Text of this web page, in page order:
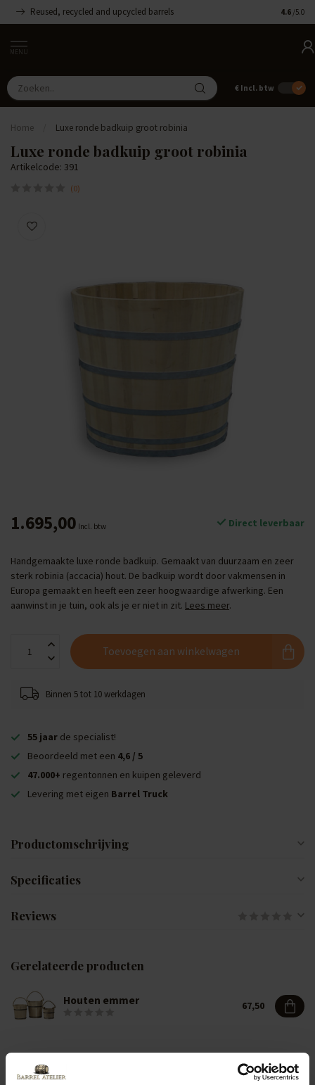
Reused, recycled and upcycled barrels 4.6 /5.0
MENU
€ Incl. btw
Home Luxe ronde badkuip groot robinia
Luxe ronde badkuip groot robinia
Artikelcode: 391
(0)
1.695,00 Incl. btw Direct leverbaar
Handgemaakte luxe ronde badkuip. Gemaakt van duurzaam en zeer
sterk robinia (accacia) hout. De badkuip wordt door vakmensen in
Europa gemaakt en heeft een zeer hoogwaardige afwerking. Een
aanwinst in je tuin, ook als je er niet in zit. Lees meer.
Toevoegen aan winkelwagen
Binnen 5 tot 10 werkdagen
55 jaar de specialist!
Beoordeeld met een 4,6 / 5
47.000+ regentonnen en kuipen geleverd
Levering met eigen Barrel Truck
Productomschrijving
Specificaties
Reviews
Gerelateerde producten
Houten emmer 67,50
Vragen over dit product?